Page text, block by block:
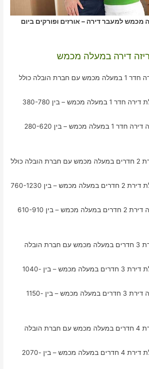
מכמש למעבר דירה – אורזים ופורקים ביום
דירה במעלה מכמש
כמה עולה להוביל דירה חדר 1 במעלה מכמש עם חברת הובלה כולל
טווח המחירים להובלת דירה חדר 1 במעלה מכמש – בין 380-780
טווח המחירים לאריזה דירה חדר 1 במעלה מכמש – בין 280-620
כמה עולה להוביל דירת 2 חדרים במעלה מכמש עם חברת הובלה כולל
טווח המחירים להובלת דירת 2 חדרים במעלה מכמש – בין 760-1230
טווח המחירים לאריזה דירת 2 חדרים במעלה מכמש – בין 610-910
כמה עולה להוביל דירת 3 חדרים במעלה מכמש עם חברת הובלה
טווח המחירים להובלת דירת 3 חדרים במעלה מכמש – בין 1040-
טווח המחירים לאריזה דירת 3 חדרים במעלה מכמש – בין 1150-
כמה עולה להוביל דירת 4 חדרים במעלה מכמש עם חברת הובלה
טווח המחירים להובלת דירת 4 חדרים במעלה מכמש – בין 2070-